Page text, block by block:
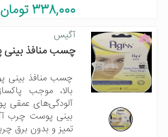
338,000 تومان
آگیس
چسب منافذ بینی
چسب منافذ بینی
بالا، موجب
آلودگی‌های
بینی پوست چرب
تمیز و بدون برق